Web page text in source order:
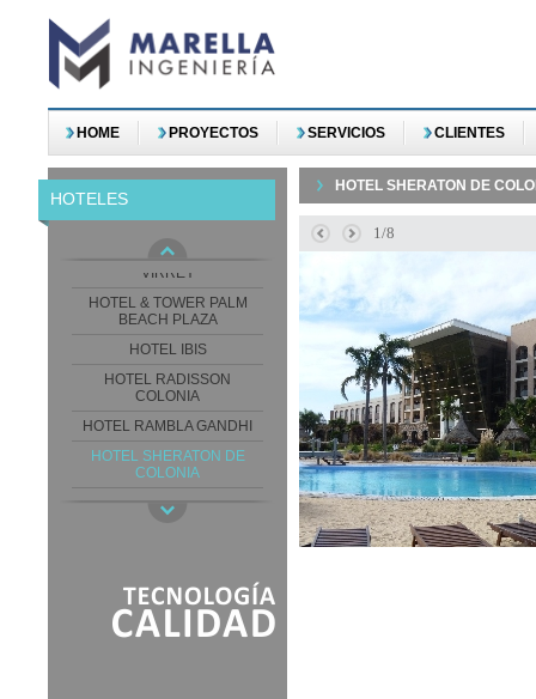
HOME PROYECTOS SERVICIOS CLIENTES
HOTELES
AFTER HOTEL
APART HOTEL
EDIFICIO ALTOS DEL
VIRREY
HOTEL & TOWER PALM
BEACH PLAZA
HOTEL IBIS
HOTEL RADISSON
COLONIA
HOTEL RAMBLA GANDHI
HOTEL SHERATON DE
COLONIA
HOTEL SHERATON DE
1/8